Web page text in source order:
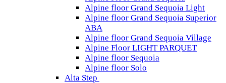
Alpine floor Grand Sequoia Light
Alpine floor Grand Sequoia Superior
ABA
Alpine floor Grand Sequoia Village
Alpine Floor LIGHT PARQUET
Alpine floor Sequoia
Alpine floor Solo
Alta Step